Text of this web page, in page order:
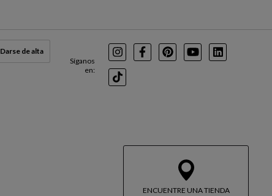
ENCUENTRE UNA TIENDA
Síganos
en:
InstagramFacebookPinterest
YoutubeLinkedIn
TikTok
Darse de alta